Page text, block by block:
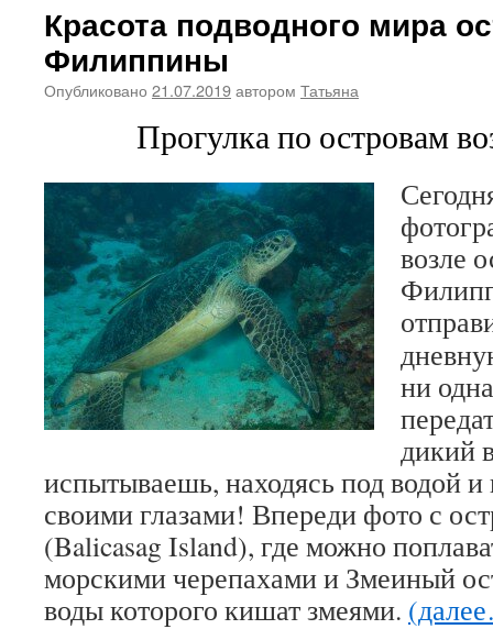
Красота подводного мира
Филиппины
Опубликовано 21.07.2019автором Татьяна
Прогулка по островам
возле
ни
дикий
испытываешь, находясь под водой и
своими глазами! Впереди фото с
(Balicasag Island), где можно
морскими черепахами и Змеиный
воды которого кишат змеями.